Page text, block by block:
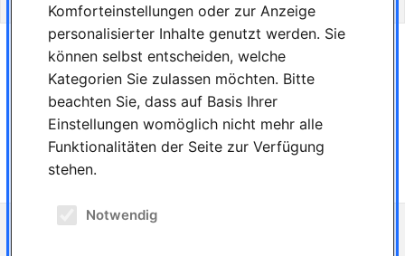
Jetzt bewerben
Schnellbewerbung
Drucken
Auszubildende/r zur/zum zahnmedizinischen Fachangestellten/-r in Berlin-
Komforteinstellungen oder zur Anzeige
personalisierter Inhalte genutzt werden. Sie
können selbst entscheiden, welche
Kategorien Sie zulassen möchten. Bitte
beachten Sie, dass auf Basis Ihrer
Einstellungen womöglich nicht mehr alle
Funktionalitäten der Seite zur Verfügung
stehen.
Notwendig